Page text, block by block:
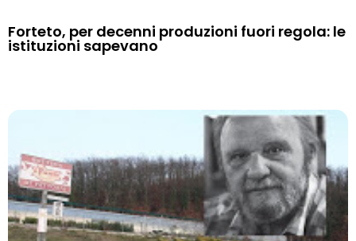
Forteto, per decenni produzioni fuori regola: le
istituzioni sapevano